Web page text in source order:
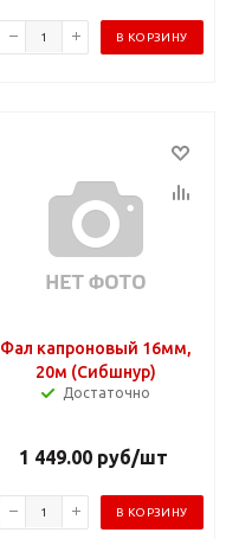
В КОРЗИНУ
Фал капроновый 16мм,
20м (Сибшнур)
Достаточно
1 449.00 руб/шт
В КОРЗИНУ